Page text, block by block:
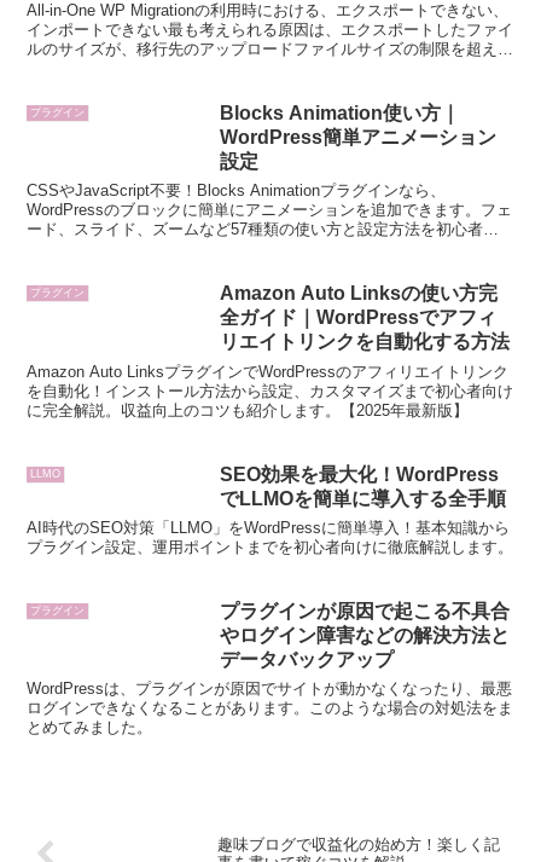
All-in-One WP Migrationの利用時における、エクスポートできない、
インポートできない最も考えられる原因は、エクスポートしたファイ
ルのサイズが、移行先のアップロードファイルサイズの制限を超えて
プラグイン
Blocks Animation使い方｜
WordPress簡単アニメーション
設定
CSSやJavaScript不要！Blocks Animationプラグインなら、
WordPressのブロックに簡単にアニメーションを追加できます。フェ
ード、スライド、ズームなど57種類の使い方と設定方法を初心者向
プラグイン
Amazon Auto Linksの使い方完
全ガイド｜WordPressでアフィ
リエイトリンクを自動化する方法
Amazon Auto LinksプラグインでWordPressのアフィリエイトリンク
を自動化！インストール方法から設定、カスタマイズまで初心者向け
に完全解説。収益向上のコツも紹介します。【2025年最新版】
LLMO
SEO効果を最大化！WordPress
でLLMOを簡単に導入する全手順
AI時代のSEO対策「LLMO」をWordPressに簡単導入！基本知識から
プラグイン設定、運用ポイントまでを初心者向けに徹底解説します。
プラグイン
プラグインが原因で起こる不具合
やログイン障害などの解決方法と
データバックアップ
WordPressは、プラグインが原因でサイトが動かなくなったり、最悪
ログインできなくなることがあります。このような場合の対処法をま
とめてみました。
趣味ブログで収益化の始め方！楽しく記